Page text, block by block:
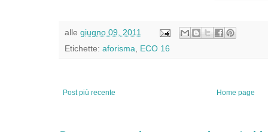
alle giugno 09, 2011
Etichette: aforisma, ECO 16
Post più recente Home page